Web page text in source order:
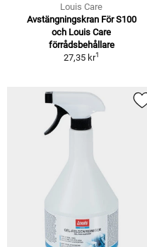
Louis Care
Avstängningskran För S100
och Louis Care
förrådsbehållare
27,35 kr1